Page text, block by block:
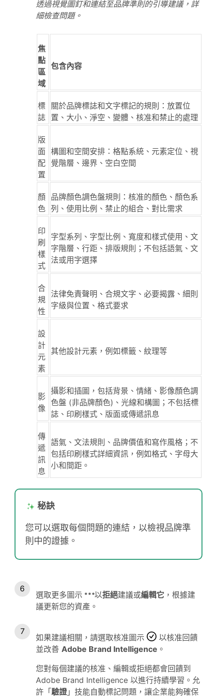
透過視覺圖釘和連結至品牌準則的引導建議，詳
細檢查問題。
焦
點
區
域
包含內容
標
誌
關於品牌標誌和文字標記的規則：放置位
置、大小、淨空、變體、核准和禁止的處理
版
面
配
置
構圖和空間安排：格點系統、元素定位、視
覺階層、邊界、空白空間
顏
色
品牌顏色調色盤規則：核准的顏色、顏色系
列、使用比例、禁止的組合、對比需求
印
刷
樣
式
字型系列、字型比例、寬度和樣式使用、文
字階層、行距、排版規則；不包括語氣、文
法或用字選擇
合
規
性
法律免責聲明、合規文字、必要揭露、細則
字級與位置、格式要求
設
計
元
素
其他設計元素，例如標籤、紋理等
影
像
攝影和插圖，包括背景、情緒、影像顏色調
色盤 (非品牌顏色)、光線和構圖；不包括標
誌、印刷樣式、版面或傳遞訊息
傳
遞
訊
息
語氣、文法規則、品牌價值和寫作風格；不
包括印刷樣式詳細資訊，例如格式、字母大
小和間距。
秘訣
您可以選取每個問題的連結，以檢視品牌準
則中的證據。
選取更多圖示 以拒絕建議或編輯它 ，根據建
議更新您的資產。
如果建議相關，請選取核准圖示
以核准回饋
並改善 Adobe Brand Intelligence 。
您對每個建議的核准、編輯或拒絕都會回饋到
Adobe Brand Intelligence 以進行持續學習。允
許「驗證 」技能自動標記問題，讓企業能夠確保